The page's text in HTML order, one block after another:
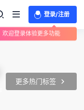
登录/注册
欢迎登录体验更多功能
更多热门标签